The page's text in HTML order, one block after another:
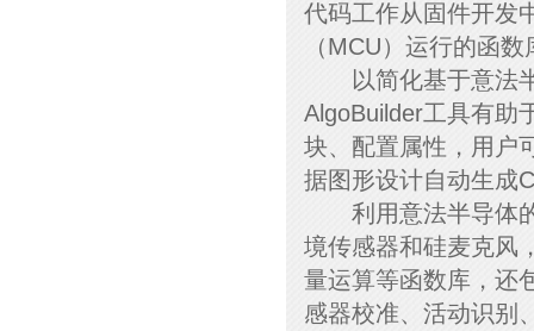
代码工作从固件开发
（MCU）运行的函
以简化基于意法半
AlgoBuilder工具有助
块、配置属性，用户
据图形设计自动生成
利用意法半导体的
境传感器和硅麦克风
量运算等函数库，还
感器校准、活动识别